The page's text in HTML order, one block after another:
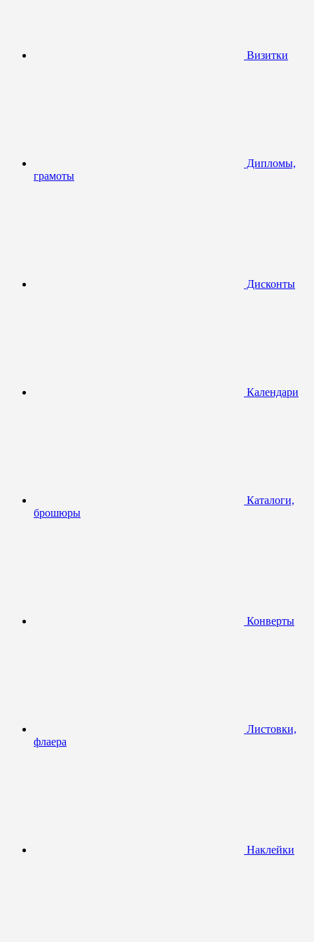
Визитки
Дипломы,
грамоты
Дисконты
Календари
Каталоги,
брошюры
Конверты
Листовки,
флаера
Наклейки